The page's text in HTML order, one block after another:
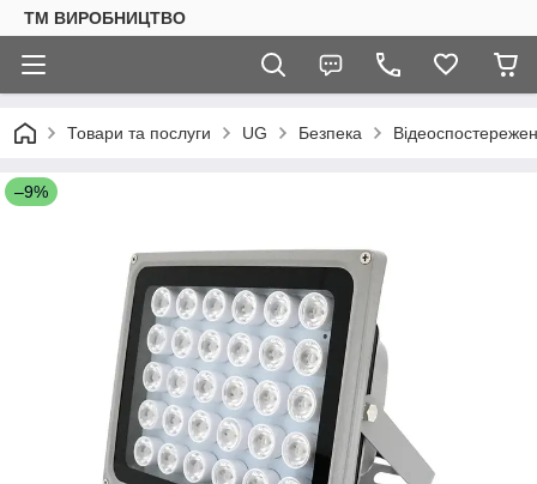
ТМ ВИРОБНИЦТВО
Товари та послуги UG Безпека
–9%